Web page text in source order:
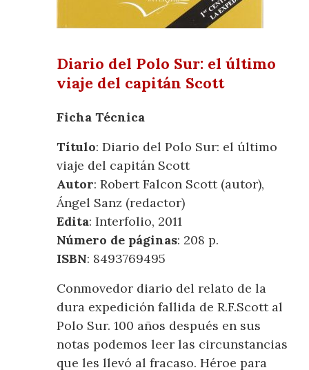
Diario del Polo Sur: el último
viaje del capitán Scott
Ficha Técnica
Título: Diario del Polo Sur: el último
viaje del capitán Scott
Autor: Robert Falcon Scott (autor),
Ángel Sanz (redactor)
Edita: Interfolio, 2011
Número de páginas: 208 p.
ISBN: 8493769495
Conmovedor diario del relato de la
dura expedición fallida de R.F.Scott al
Polo Sur. 100 años después en sus
notas podemos leer las circunstancias
que les llevó al fracaso. Héroe para